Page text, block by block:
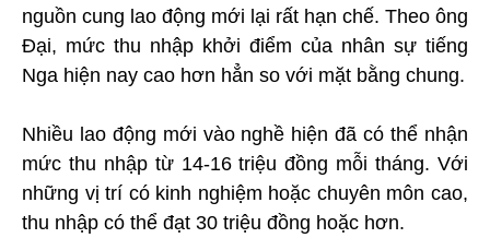
nguồn cung lao động mới lại rất hạn chế. Theo ông
Đại, mức thu nhập khởi điểm của nhân sự tiếng
Nga hiện nay cao hơn hẳn so với mặt bằng chung.
Nhiều lao động mới vào nghề hiện đã có thể nhận
mức thu nhập từ 14-16 triệu đồng mỗi tháng. Với
những vị trí có kinh nghiệm hoặc chuyên môn cao,
thu nhập có thể đạt 30 triệu đồng hoặc hơn.